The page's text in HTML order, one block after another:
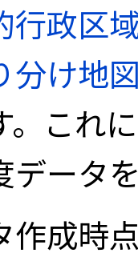
行政区
分け地図
。これ
データ
作成時